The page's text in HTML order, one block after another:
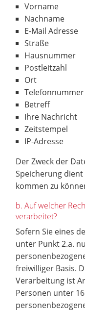
Vorname
Nachname
E-Mail Adresse
Straße
Hausnummer
Postleitzahl
Ort
Telefonnummer
Betreff
Ihre Nachricht
Zeitstempel
IP-Adresse
Der Zweck der
Speicherung
kommen zu
b. Auf welcher
verarbeitet?
Sofern Sie eines
unter Punkt 2.a.
freiwilliger Basis.
Verarbeitung ist
Personen unter